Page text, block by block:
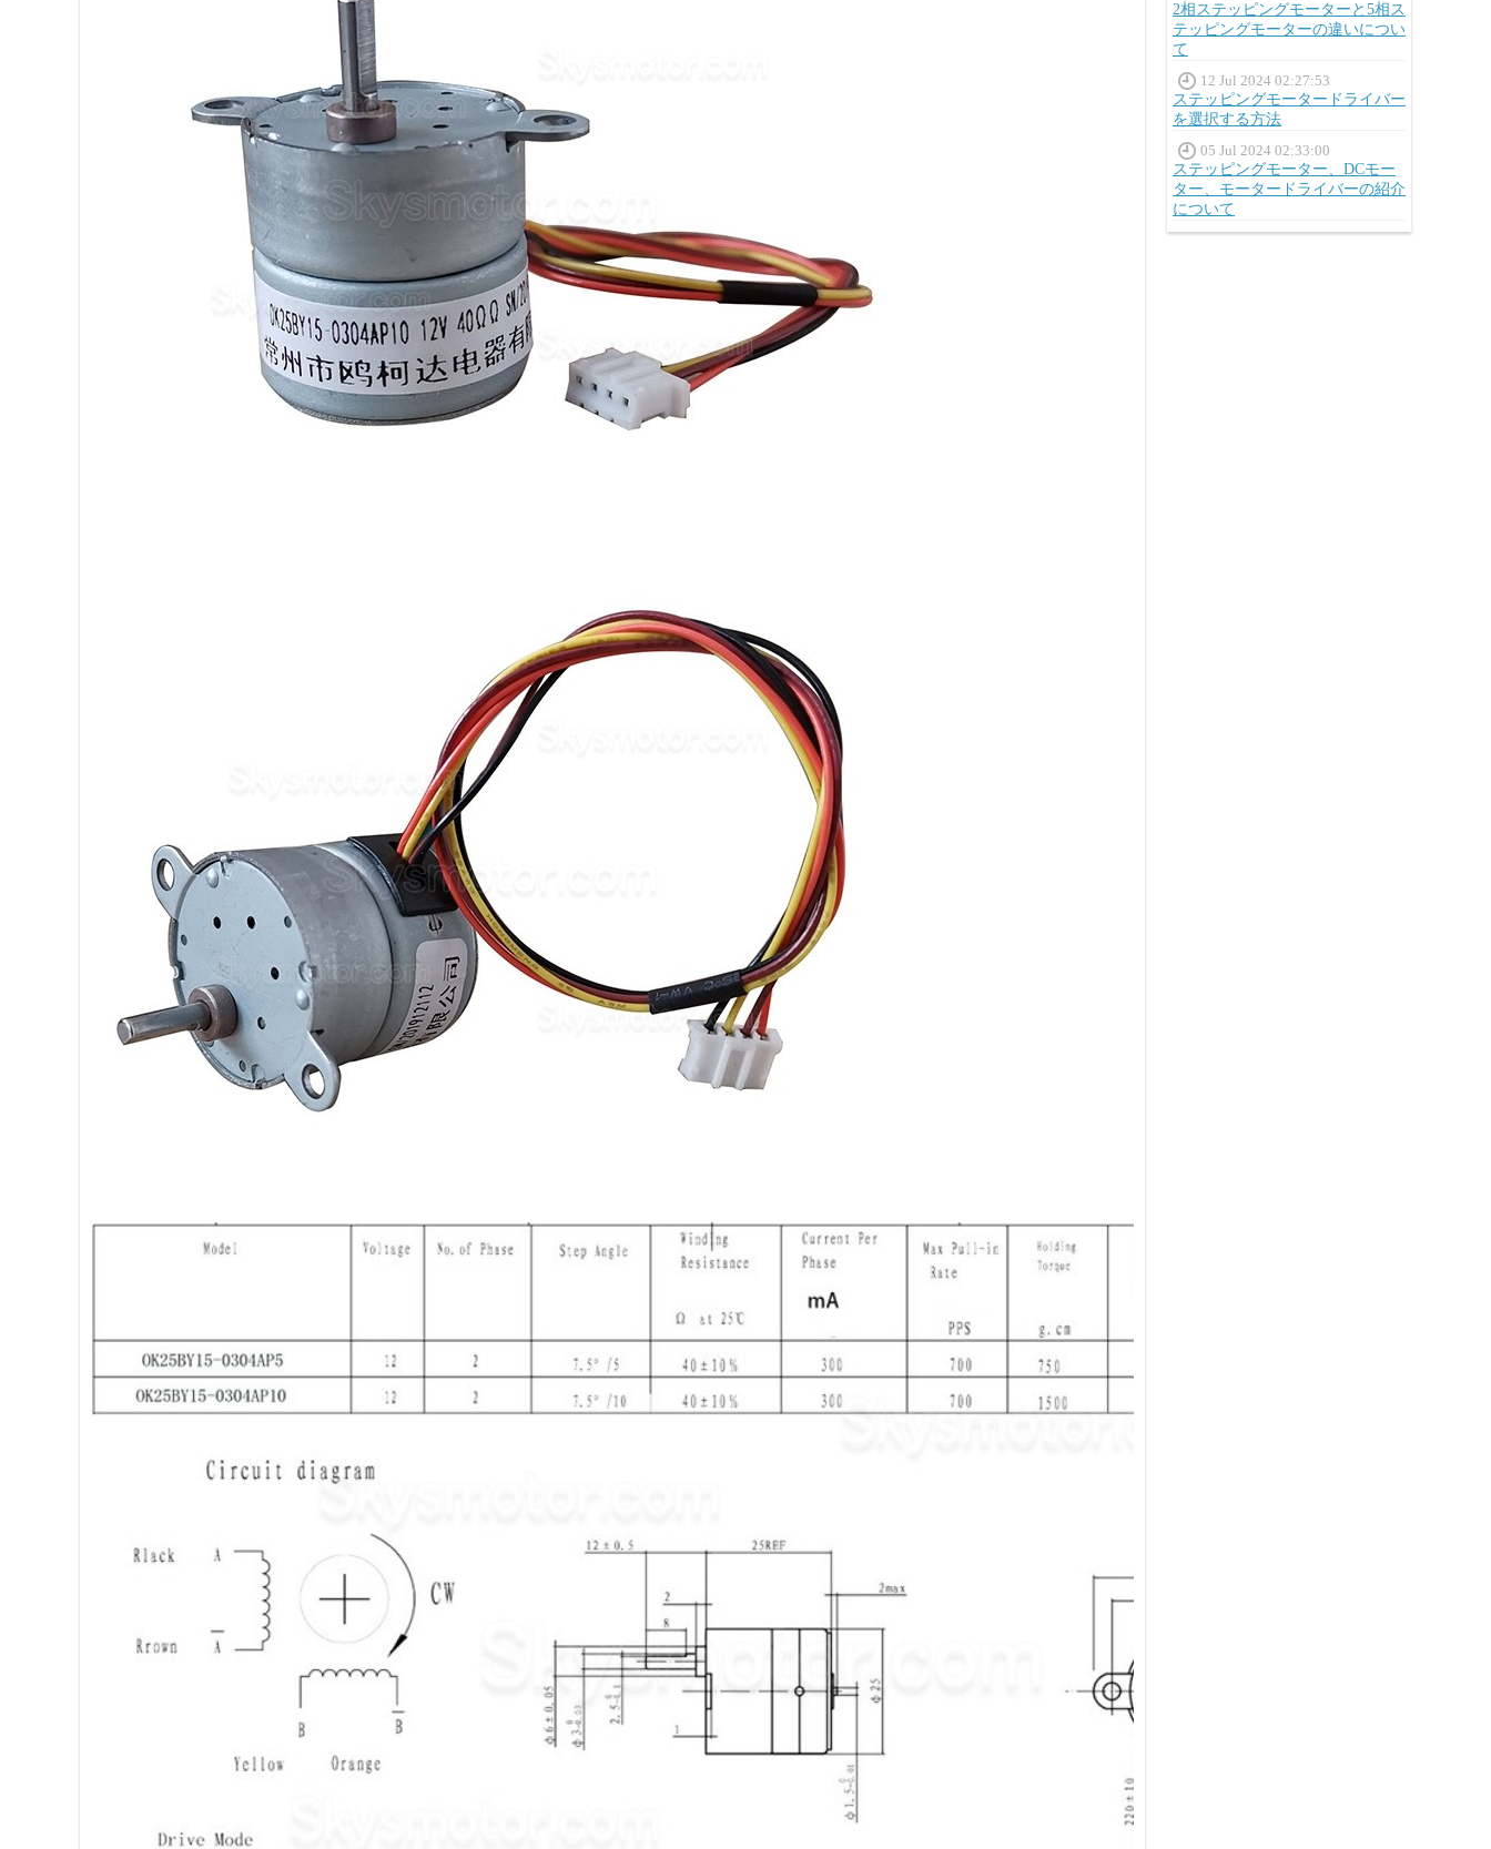
2相ステッピングモーターと5相ス
テッピングモーターの違いについ
て
12 Jul 2024 02:27:53
ステッピングモータードライバー
を選択する方法
05 Jul 2024 02:33:00
ステッピングモーター、DCモー
ター、モータードライバーの紹介
について